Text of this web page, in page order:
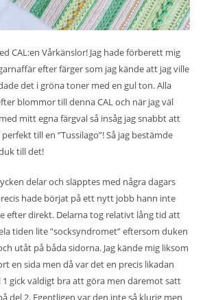
CAL:en Vårkänslor! Jag hadeförberett mig
efter färger som jag kände att jag ville
det i gröna toner med en gul ton. Alla
blommor till denna CAL och när jag väl
mitt egna färgval så insåg jag snabbt att
till en ”Tussilago”! Så jag bestämde
till det!
delar och släpptes med några dagars
hade börjat på ett nytt jobb hann inte
efter direkt. Delarna tog relativt lång tid att
tiden lite ”socksyndromet” eftersom duken
utåt på båda sidorna. Jag kände mig liksom
en sida men då var det en precis likadan
1 gick väldigt bra att göra men däremot satt
del 2. Egentligen var den inte så klurig men